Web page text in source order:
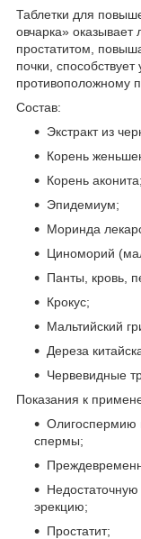
Таблетки для
овчарка»
простатитом,
почки,
противоположному
Состав:
Экстракт из
Корень
Корень аконита;
Эпидемиум;
Моринда
Циноморий
Панты, кровь,
Крокус;
Мальтийский
Дереза
Червевидные
Показания к
Олигоспермию
спермы;
эрекцию;
Простатит;